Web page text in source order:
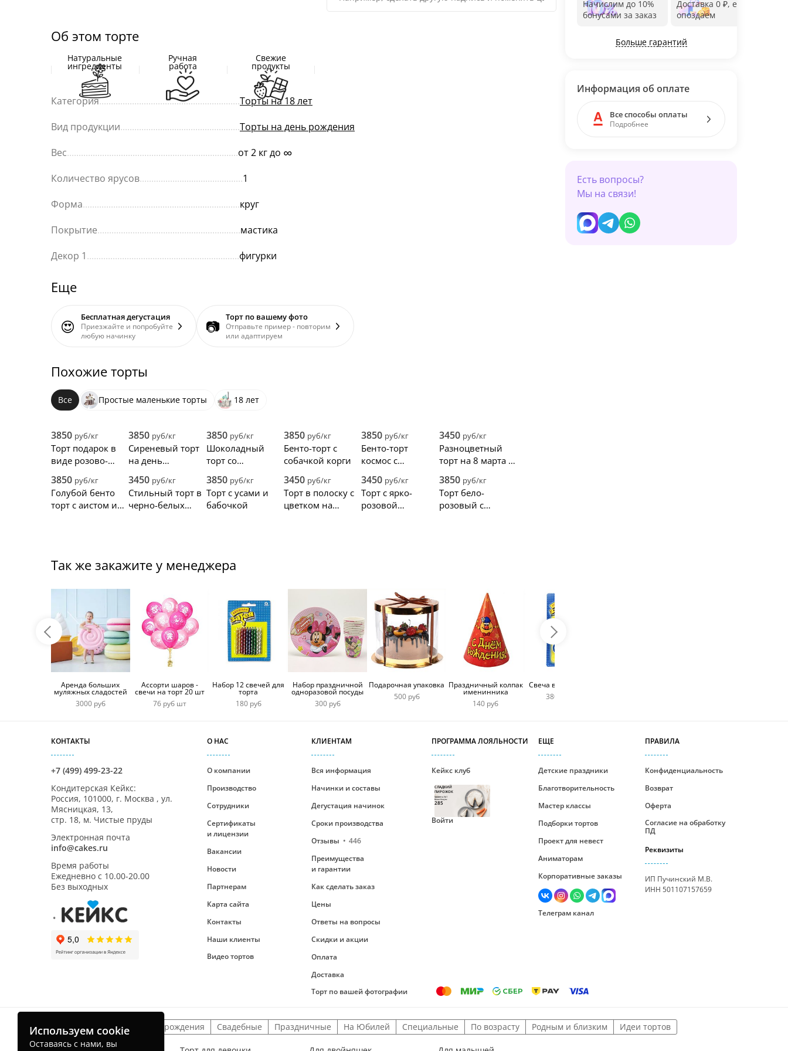
Начислим до 10%
бонусами за заказ
Доставка 0 ₽, если
опоздаем
Больше гарантий
Информация об оплате
Все способы оплаты
Подробнее
Есть вопросы?
Мы на связи!
Об этом торте
Натуральные
ингредиенты
Ручная
работа
Свежие
продукты
Категория............................................................Торты на 18 лет
Вид продукции...................................................Торты на день рождения
Вес.........................................................................от 2 кг до ∞
Количество ярусов............................................1
Форма...................................................................круг
Покрытие.............................................................мастика
Декор 1.................................................................фигурки
Еще
😍 Бесплатная дегустация
Приезжайте и попробуйте
любую начинку
📷 Торт по вашему фото
Отправьте пример - повторим
или адаптируем
Похожие торты
Все Простые маленькие торты 18 лет
3850 руб/кг
Торт подарок в
виде розово-
бантом
3850 руб/кг
Сиреневый торт
на день
женщине 40 лет
3850 руб/кг
Шоколадный
торт со
ягодами вишни
3850 руб/кг
Бенто-торт с
собачкой корги
3850 руб/кг
Бенто-торт
космос с
3450 руб/кг
Разноцветный
торт на 8 марта с
цветами
3850 руб/кг
Голубой бенто
торт с аистом и
3450 руб/кг
Стильный торт в
черно-белых
3850 руб/кг
Торт с усами и
бабочкой
3450 руб/кг
Торт в полоску с
цветком на
3450 руб/кг
Торт с ярко-
розовой
3850 руб/кг
Торт бело-
розовый с
Так же закажите у менеджера
Аренда больших
муляжных сладостей
3000 руб
Ассорти шаров -
свечи на торт 20 шт
76 руб шт
Набор 12 свечей для
торта
180 руб
Набор праздничной
одноразовой посуды
300 руб
Подарочная упаковка
500 руб
Праздничный колпак
именинника
140 руб
Свеча в виде цифры
380 руб шт
КОНТАКТЫ
+7 (499) 499-23-22
Кондитерская Кейкс:
Россия, 101000, г. Москва , ул.
Мясницкая, 13,
стр. 18, м. Чистые пруды
Электронная почта
info@cakes.ru
Время работы
Ежедневно с 10.00-20.00
Без выходных
О НАС
О компании
Производство
Сотрудники
Сертификаты
и лицензии
Вакансии
Новости
Партнерам
Карта сайта
Контакты
Наши клиенты
Видео тортов
КЛИЕНТАМ
Вся информация
Начинки и составы
Дегустация начинок
Сроки производства
Отзывы
446
Преимущества
и гарантии
Как сделать заказ
Цены
Ответы на вопросы
Скидки и акции
Оплата
Доставка
Торт по вашей фотографии
ПРОГРАММА ЛОЯЛЬНОСТИ
Кейкс клуб
СЛАДКИЙ
ПИРОЖОК
Уровень №1
Ваши бонусы
285
Войти
ЕЩЕ
Детские праздники
Благотворительность
Мастер классы
Подборки тортов
Проект для невест
Аниматорам
Корпоративные заказы
Телеграм канал
ПРАВИЛА
Конфиденциальность
Возврат
Оферта
Согласие на обработку
ПД
Реквизиты
ИП Пучинский М.В.
ИНН 501107157659
Детские торты На день рождения Свадебные Праздничные На Юбилей Специальные По возрасту Родным и близким Идеи тортов
Используем cookie
Оставаясь с нами, вы